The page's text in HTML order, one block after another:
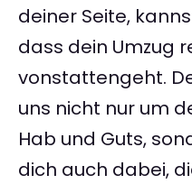
deiner Seite,
dass dein Umzug
vonstattengeht.
uns nicht nur um
Hab und Guts,
dich auch dabei,